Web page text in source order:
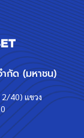
กัด (มหาชน)
2/40) แขวง